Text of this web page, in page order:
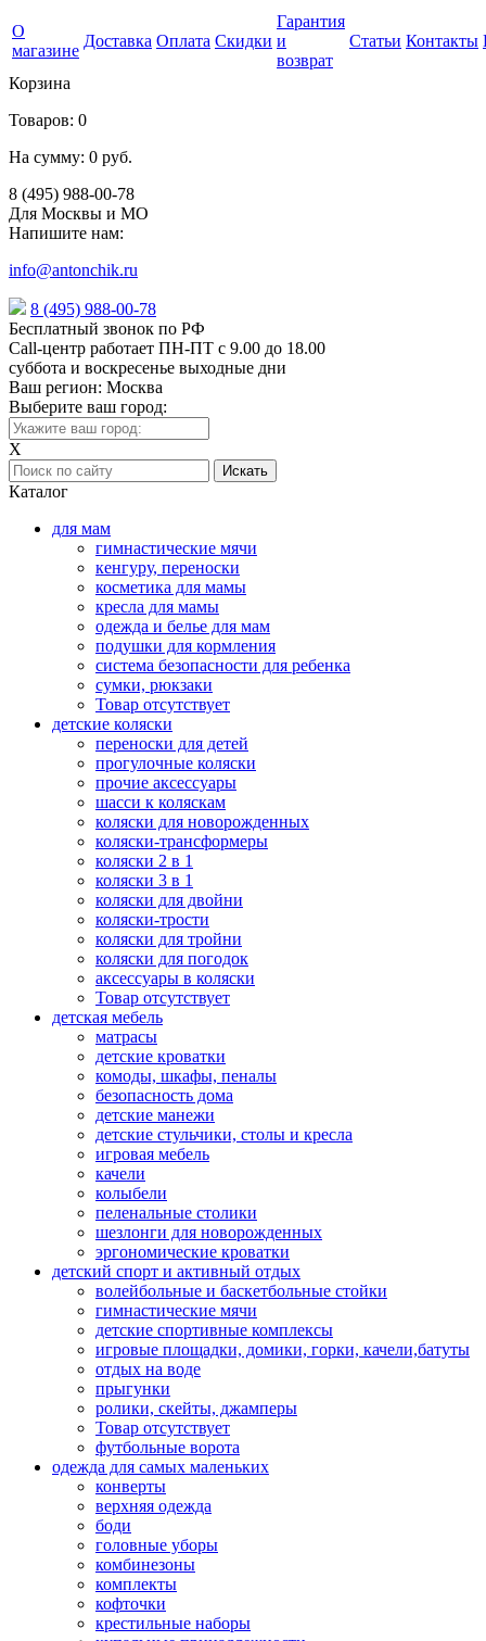
О
магазине
Доставка Оплата Скидки
Гарантия
и
возврат
Статьи Контакты
Корзина
Товаров: 0
На сумму: 0 руб.
8 (495) 988-00-78
Для Москвы и МО
Напишите нам:
info@antonchik.ru
8 (495) 988-00-78
Бесплатный звонок по РФ
Call-центр работает ПН-ПТ с 9.00 до 18.00
суббота и воскресенье выходные дни
Ваш регион: Москва
Выберите ваш город:
X
Каталог
для мам
гимнастические мячи
кенгуру, переноски
косметика для мамы
кресла для мамы
одежда и белье для мам
подушки для кормления
система безопасности для ребенка
сумки, рюкзаки
Товар отсутствует
детские коляски
переноски для детей
прогулочные коляски
прочие аксессуары
шасси к коляскам
коляски для новорожденных
коляски-трансформеры
коляски 2 в 1
коляски 3 в 1
коляски для двойни
коляски-трости
коляски для тройни
коляски для погодок
аксессуары в коляски
Товар отсутствует
детская мебель
матрасы
детские кроватки
комоды, шкафы, пеналы
безопасность дома
детские манежи
детские стульчики, столы и кресла
игровая мебель
качели
колыбели
пеленальные столики
шезлонги для новорожденных
эргономические кроватки
детский спорт и активный отдых
волейбольные и баскетбольные стойки
гимнастические мячи
детские спортивные комплексы
игровые площадки, домики, горки, качели,батуты
отдых на воде
прыгунки
ролики, скейты, джамперы
Товар отсутствует
футбольные ворота
одежда для самых маленьких
конверты
верхняя одежда
боди
головные уборы
комбинезоны
комплекты
кофточки
крестильные наборы